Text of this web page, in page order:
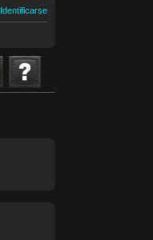
Identificarse